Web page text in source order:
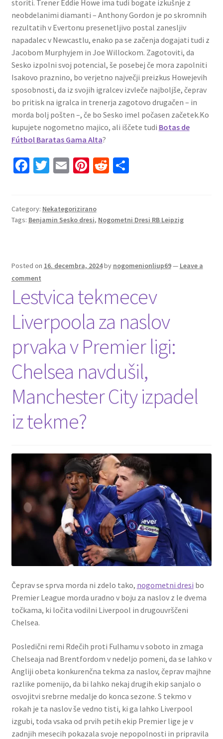
storiti. Trener Eddie Howe ima tudi bogate izkušnje z
neobdelanimi diamanti – Anthony Gordon je po skromnih
rezultatih v Evertonu presenetljivo postal zanesljiv
napadalec v Newcastlu, enako pa se začenja dogajati tudi z
Jacobom Murphyjem in Joe Willockom. Zagotoviti, da
Sesko izpolni svoj potencial, še posebej če mora zapolniti
Isakovo praznino, bo verjetno največji preizkus Howejevih
sposobnosti, da iz svojih igralcev izvleče najboljše, čeprav
bo pritisk na igralca in trenerja zagotovo drugačen – in
morda bolj pošten –, če bo Sesko imel počasen začetek.Ko
kupujete nogometno majico, ali iščete tudi Botas de
Fútbol Baratas Gama Alta?
Fa
o
o
T
er
E
l
Pi
es
t
R
t
S
e
Category: Nekategorizirano
Tags: Benjamin Sesko dresi, Nogometni Dresi RB Leipzig
Posted on 16. decembra, 2024by nogomenionliup69— Leave a
comment
Lestvica tekmecev
Liverpoola za naslov
prvaka v Premier ligi:
Chelsea navdušil,
Manchester City izpadel
iz tekme?
Čeprav se sprva morda ni zdelo tako, nogometni dresi bo
Premier League morda uradno v boju za naslov z le dvema
točkama, ki ločita vodilni Liverpool in drugouvrščeni
Chelsea.
Posledični remi Rdečih proti Fulhamu v soboto in zmaga
Chelseaja nad Brentfordom v nedeljo pomeni, da se lahko v
Angliji obeta konkurenčna tekma za naslov, čeprav majhne
razlike pomenijo, da bi lahko nekaj drugih ekip sanjalo o
osvojitvi srebrne medalje do konca sezone. S tekmo v
rokah je ta naslov še vedno tisti, ki ga lahko Liverpool
izgubi, toda vsaka od prvih petih ekip Premier lige je v
zadnjih mesecih pokazala svoje nepopolnosti in pripravila